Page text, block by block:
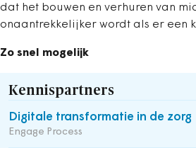
dat het bouwen en verhuren van
onaantrekkelijker wordt als er een
Zo snel mogelijk
Kennispartners
Digitale transformatie in de zorg
Engage Process